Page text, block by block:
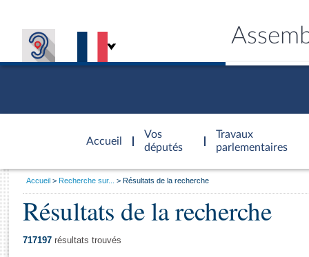
Accueil
d'accueil
Vos
députés
Travaux
parlementaires
Général
Vous
Accueil Recherche sur... Résultats de la recherche
Résultats de la recherche
717197 résultats trouvés